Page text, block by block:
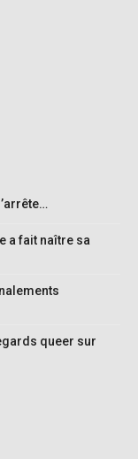
a fait naître sa
queer sur